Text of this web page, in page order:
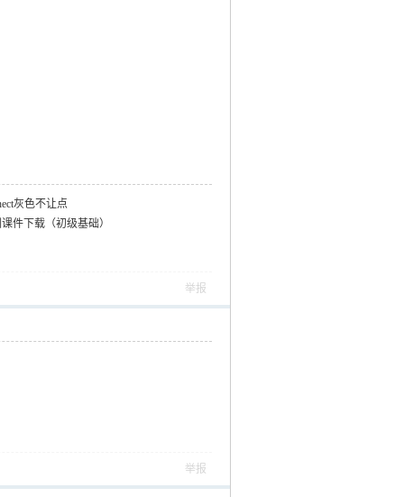
灰色不让点
件下载（初级基础）
举报
举报